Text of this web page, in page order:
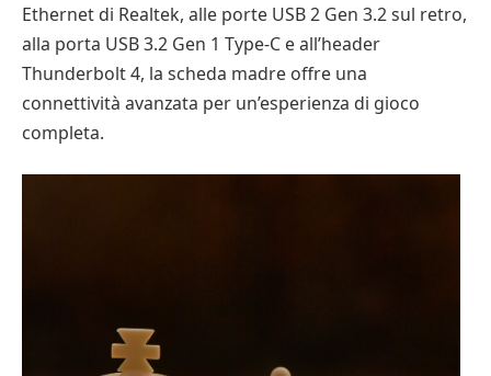
Ethernet di Realtek, alle porte USB 2 Gen 3.2 sul retro,
alla porta USB 3.2 Gen 1 Type-C e all’header
Thunderbolt 4, la scheda madre offre una
connettività avanzata per un’esperienza di gioco
completa.